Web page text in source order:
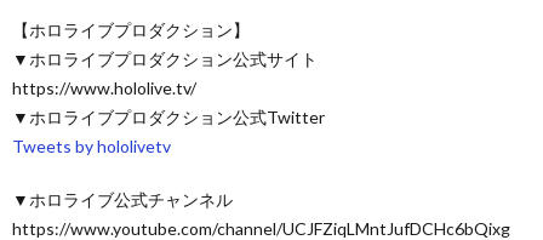
【ホロライブプロダクション】
▼ホロライブプロダクション公式サイト
https://www.hololive.tv/
▼ホロライブプロダクション公式Twitter
Tweets by hololivetv
▼ホロライブ公式チャンネル
https://www.youtube.com/channel/UCJFZiqLMntJufDCHc6bQixg